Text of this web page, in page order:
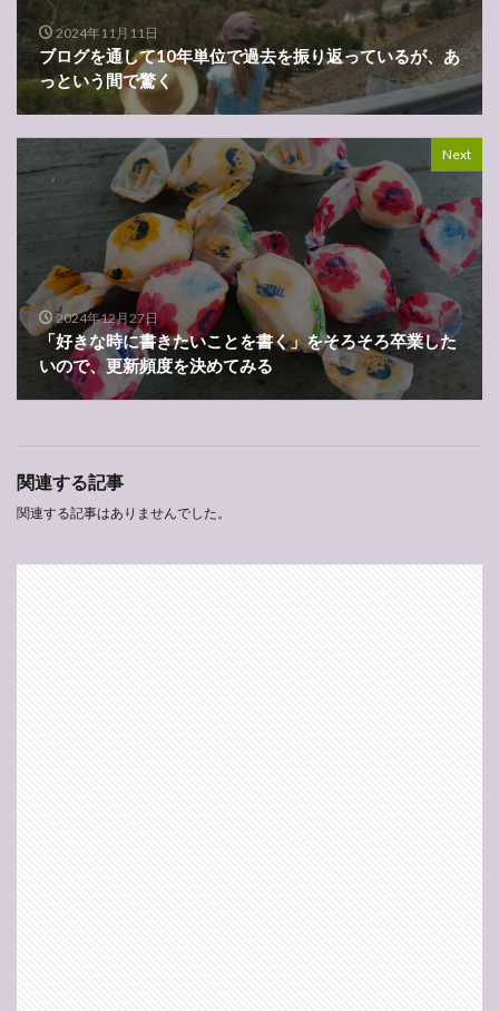
2024年11月11日
ブログを通して10年単位で過去を振り返っているが、あ
っという間で驚く
Next
2024年12月27日
「好きな時に書きたいことを書く」をそろそろ卒業した
いので、更新頻度を決めてみる
関連する記事
関連する記事はありませんでした。